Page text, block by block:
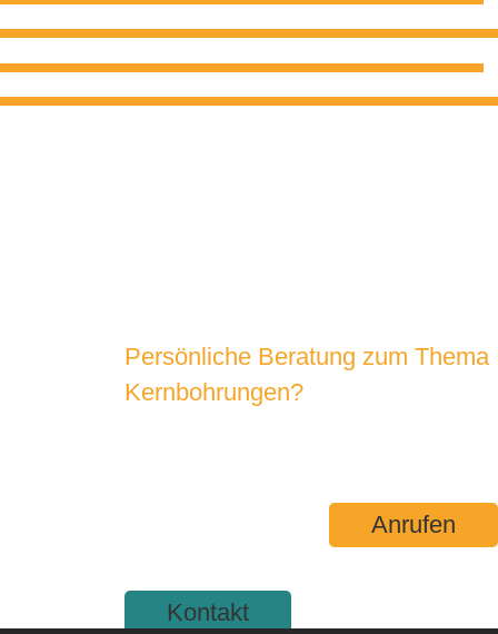
Persönliche Beratung zum Thema
Kernbohrungen?
Anrufen
Kontakt